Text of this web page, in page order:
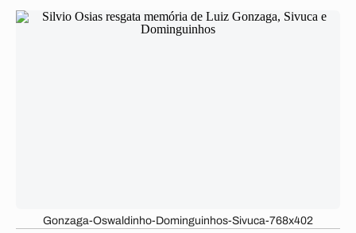
Gonzaga-Oswaldinho-Dominguinhos-Sivuca-768x402